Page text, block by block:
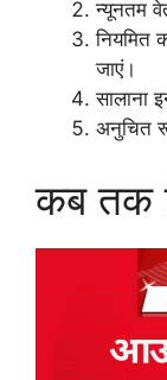
न्यूनतम
नियमित
जाएं।
सालाना
अनुचित
कब तक